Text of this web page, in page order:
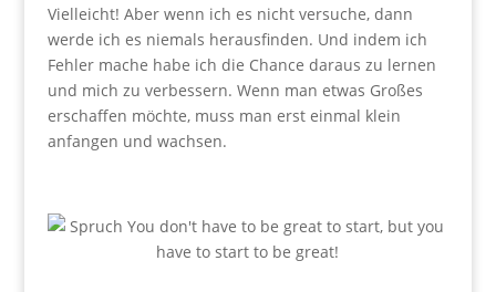
Vielleicht! Aber wenn ich es nicht versuche, dann
werde ich es niemals herausfinden. Und indem ich
Fehler mache habe ich die Chance daraus zu lernen
und mich zu verbessern. Wenn man etwas Großes
erschaffen möchte, muss man erst einmal klein
anfangen und wachsen.